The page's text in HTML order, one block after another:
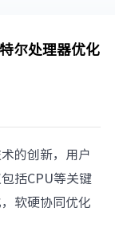
尔处理器优化
的创新，用户
括CPU等关键
软硬协同优化